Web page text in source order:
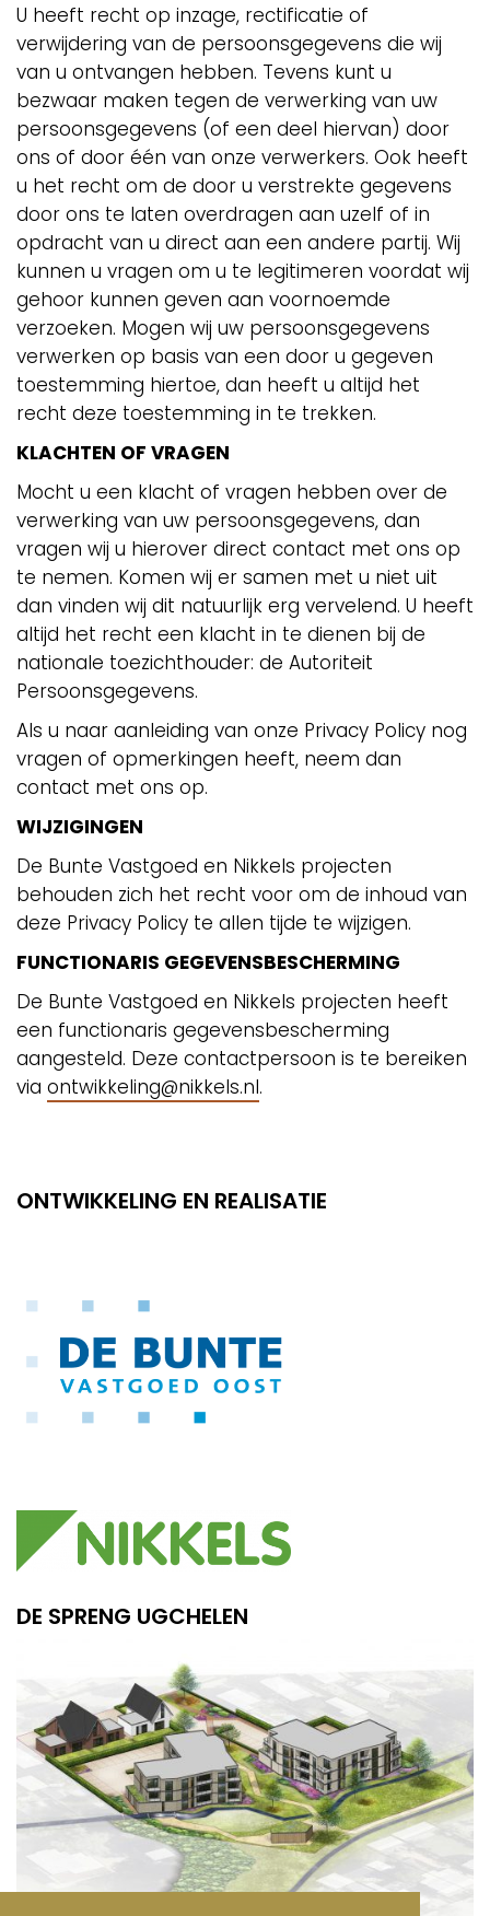
U heeft recht op inzage, rectificatie of
verwijdering van de persoonsgegevens die wij
van u ontvangen hebben. Tevens kunt u
bezwaar maken tegen de verwerking van uw
persoonsgegevens (of een deel hiervan) door
ons of door één van onze verwerkers. Ook heeft
u het recht om de door u verstrekte gegevens
door ons te laten overdragen aan uzelf of in
opdracht van u direct aan een andere partij. Wij
kunnen u vragen om u te legitimeren voordat wij
gehoor kunnen geven aan voornoemde
verzoeken. Mogen wij uw persoonsgegevens
verwerken op basis van een door u gegeven
toestemming hiertoe, dan heeft u altijd het
recht deze toestemming in te trekken.
KLACHTEN OF VRAGEN
Mocht u een klacht of vragen hebben over de
verwerking van uw persoonsgegevens, dan
vragen wij u hierover direct contact met ons op
te nemen. Komen wij er samen met u niet uit
dan vinden wij dit natuurlijk erg vervelend. U heeft
altijd het recht een klacht in te dienen bij de
nationale toezichthouder: de Autoriteit
Persoonsgegevens.
Als u naar aanleiding van onze Privacy Policy nog
vragen of opmerkingen heeft, neem dan
contact met ons op.
WIJZIGINGEN
De Bunte Vastgoed en Nikkels projecten
behouden zich het recht voor om de inhoud van
deze Privacy Policy te allen tijde te wijzigen.
FUNCTIONARIS GEGEVENSBESCHERMING
De Bunte Vastgoed en Nikkels projecten heeft
een functionaris gegevensbescherming
aangesteld. Deze contactpersoon is te bereiken
via ontwikkeling@nikkels.nl.
ONTWIKKELING EN REALISATIE
DE SPRENG UGCHELEN